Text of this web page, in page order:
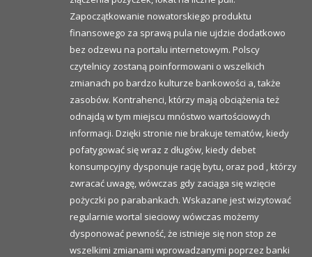
Zapoczątkowanie nowatorskiego produktu
finansowego za sprawą pula nie ujdzie dodatkowo
bez odzewu na portalu internetowym. Polscy
czytelnicy zostaną poinformowani o wszelkich
zmianach po bardzo kulturze bankowości a, także
zasobów. Kontrahenci, którzy mają obciążenia też
odnajdą w tym miejscu mnóstwo wartościowych
informacji. Dzięki stronie nie brakuje tematów, kiedy
pofatygować się wraz z długów, kiedy debet
konsumpcyjny dysponuje rację bytu, oraz pod , którzy
zwracać uwagę, wówczas gdy zaciąga się wzięcie
pożyczki po parabankach. Wskazane jest wizytować
regularnie wortal sieciowy wówczas możemy
dysponować pewność, że istnieje się non stop ze
wszelkimi zmianami wprowadzanymi poprzez banki